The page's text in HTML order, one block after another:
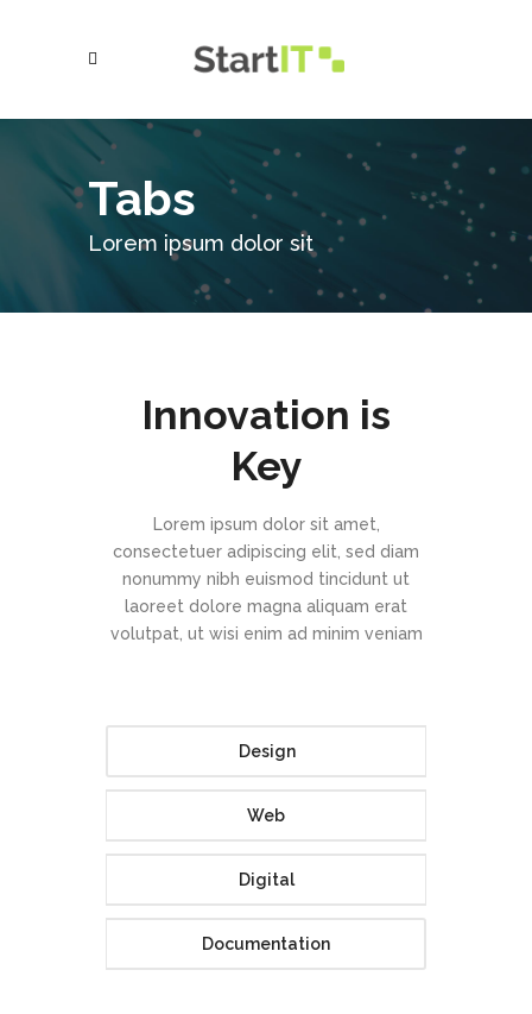
Tabs
Lorem ipsum dolor sit
Innovation is
Key
Lorem ipsum dolor sit amet,
consectetuer adipiscing elit, sed diam
nonummy nibh euismod tincidunt ut
laoreet dolore magna aliquam erat
volutpat, ut wisi enim ad minim veniam
Design
Web
Digital
Documentation